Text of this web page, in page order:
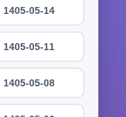
1405-05-14
1405-05-11
1405-05-08